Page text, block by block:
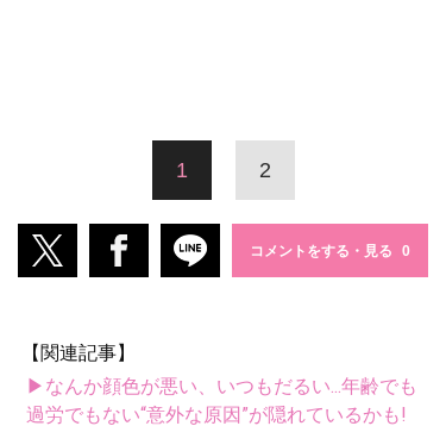
1 2
コメントをする・見る
【関連記事】
▶なんか顔色が悪い、いつもだるい...年齢でも
過労でもない“意外な原因”が隠れているかも!